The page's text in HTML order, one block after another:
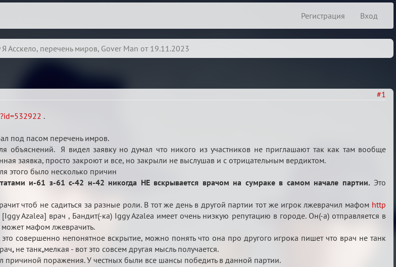
Регистрация Вход
Асскело, перечень миров, Gover Man от 19.11.2023
#1
.
под пасом перечень имров.
объяснений. Я видел заявку но думал что никого из участников не приглашают так как там вообще
заявка, просто закроют и все, но закрыли не выслушав и с отрицательным вердиктом.
этого было несколько причин
и-61 з-61 с-42 н-42 никогда НЕ вскрывается врачом на сумраке в самом начале партии. Это
чтоб не садиться за разные роли. В тот же день в другой партии тот же игрок лжеврачил мафом http
Azalea] врач , Бандит(-ка) Iggy Azalea имеет очень низкую репутацию в городе. Он(-а) отправляется в
может мафом лжеврачить.
совершенно непонятное вскрытие, можно понять что она про другого игрока пишет что врач не танк
, не танк,мелкая - вот это совсем другая мысль получается.
поражения. У честных были все шансы победить в данной партии.